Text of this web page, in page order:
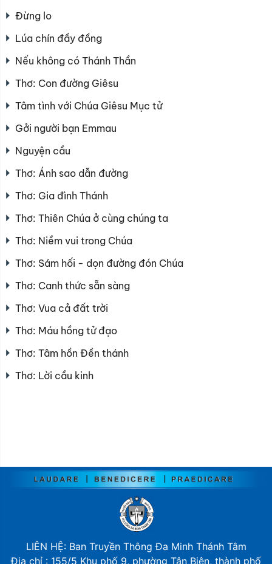
Đừng lo
Lúa chín đầy đồng
Nếu không có Thánh Thần
Thơ: Con đường Giêsu
Tâm tình với Chúa Giêsu Mục tử
Gởi người bạn Emmau
Nguyện cầu
Thơ: Ánh sao dẫn đường
Thơ: Gia đình Thánh
Thơ: Thiên Chúa ở cùng chúng ta
Thơ: Niềm vui trong Chúa
Thơ: Sám hối - dọn đường đón Chúa
Thơ: Canh thức sẵn sàng
Thơ: Vua cả đất trời
Thơ: Máu hồng tử đạo
Thơ: Tâm hồn Đền thánh
Thơ: Lời cầu kinh
LIÊN HỆ: Ban Truyền Thông Đa Minh Thánh Tâm
Địa chỉ : 155/5 Khu phố 9, phường Tân Biên, thành phố